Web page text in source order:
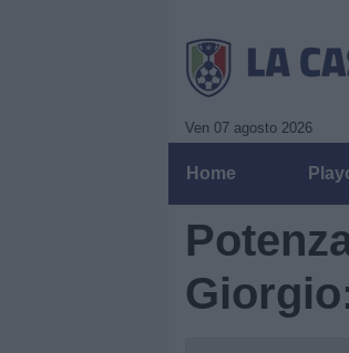
Ven 07 agosto 2026
Home